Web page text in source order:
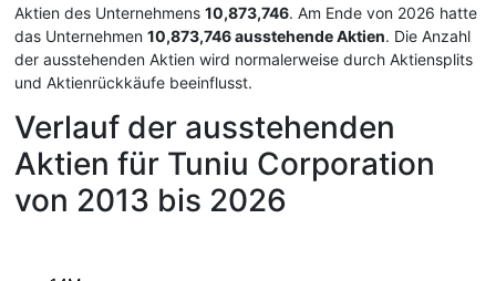
Aktien des Unternehmens 10,873,746. Am Ende von 2026 hatte
das Unternehmen 10,873,746 ausstehende Aktien. Die Anzahl
der ausstehenden Aktien wird normalerweise durch Aktiensplits
und Aktienrückkäufe beeinflusst.
Verlauf der ausstehenden
Aktien für Tuniu Corporation
von 2013 bis 2026